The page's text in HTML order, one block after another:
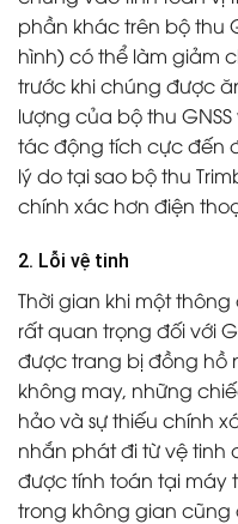
phần khác trên bộ thu
hình) có thể làm giảm
trước khi chúng được
lượng của bộ thu
tác động tích cực đến
lý do tại sao bộ thu
chính xác hơn điện
2. Lỗi vệ tinh
Thời gian khi một
rất quan trọng đối với
được trang bị đồng hồ
không may, những
hảo và sự thiếu chính
nhắn phát đi từ vệ tinh
được tính toán tại máy
trong không gian